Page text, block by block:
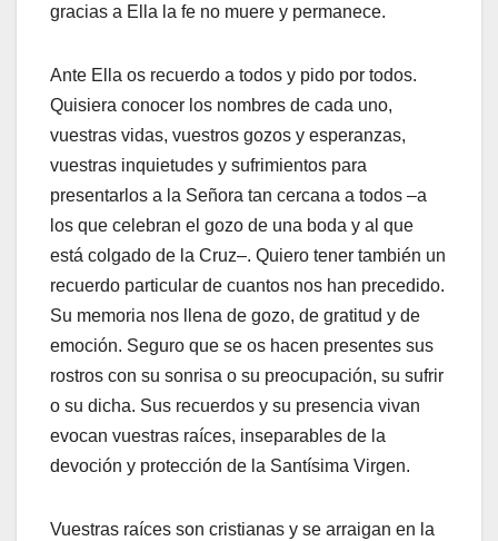
gracias a Ella la fe no muere y permanece.
Ante Ella os recuerdo a todos y pido por todos.
Quisiera conocer los nombres de cada uno,
vuestras vidas, vuestros gozos y esperanzas,
vuestras inquietudes y sufrimientos para
presentarlos a la Señora tan cercana a todos –a
los que celebran el gozo de una boda y al que
está colgado de la Cruz–. Quiero tener también un
recuerdo particular de cuantos nos han precedido.
Su memoria nos llena de gozo, de gratitud y de
emoción. Seguro que se os hacen presentes sus
rostros con su sonrisa o su preocupación, su sufrir
o su dicha. Sus recuerdos y su presencia vivan
evocan vuestras raíces, inseparables de la
devoción y protección de la Santísima Virgen.
Vuestras raíces son cristianas y se arraigan en la